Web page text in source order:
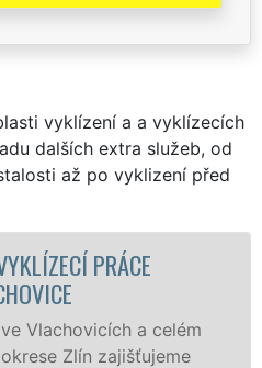
vyklízení a a vyklízecích
dalších extra služeb, od
až po vyklizení před
a celém